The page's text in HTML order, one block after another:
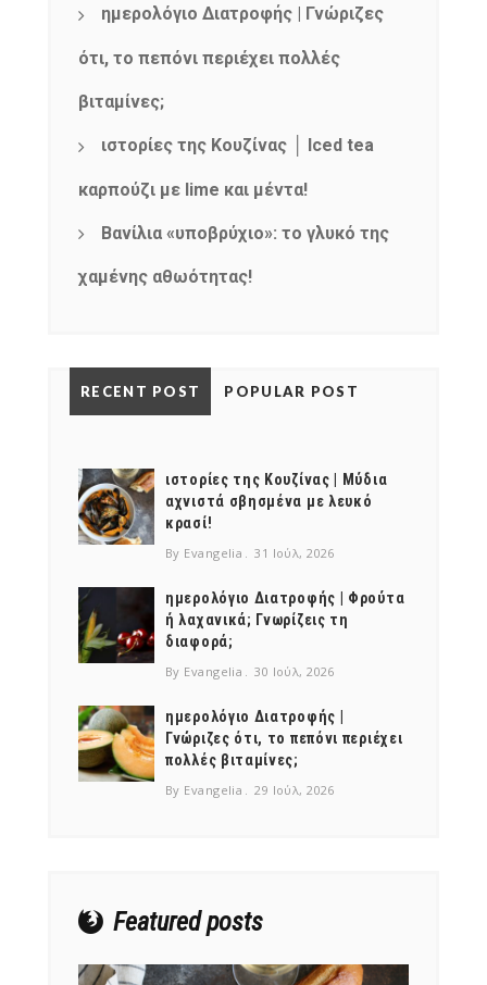
ημερολόγιο Διατροφής | Γνώριζες
ότι, το πεπόνι περιέχει πολλές
βιταμίνες;
ιστορίες της Κουζίνας │ Iced tea
καρπούζι με lime και μέντα!
Βανίλια «υποβρύχιο»: το γλυκό της
χαμένης αθωότητας!
RECENT POST POPULAR POST
ιστορίες της Κουζίνας | Μύδια
αχνιστά σβησμένα με λευκό
κρασί!
By Evangelia 31 Ιούλ, 2026
ημερολόγιο Διατροφής | Φρούτα
ή λαχανικά; Γνωρίζεις τη
διαφορά;
By Evangelia 30 Ιούλ, 2026
ημερολόγιο Διατροφής |
Γνώριζες ότι, το πεπόνι περιέχει
πολλές βιταμίνες;
By Evangelia 29 Ιούλ, 2026
Featured posts